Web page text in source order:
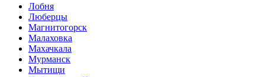
Лобня
Люберцы
Магнитогорск
Малаховка
Махачкала
Мурманск
Мытищи